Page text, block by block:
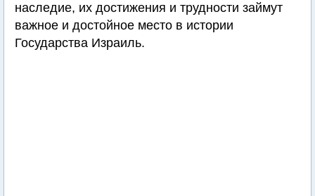
наследие, их достижения и трудности займут
важное и достойное место в истории
Государства Израиль.